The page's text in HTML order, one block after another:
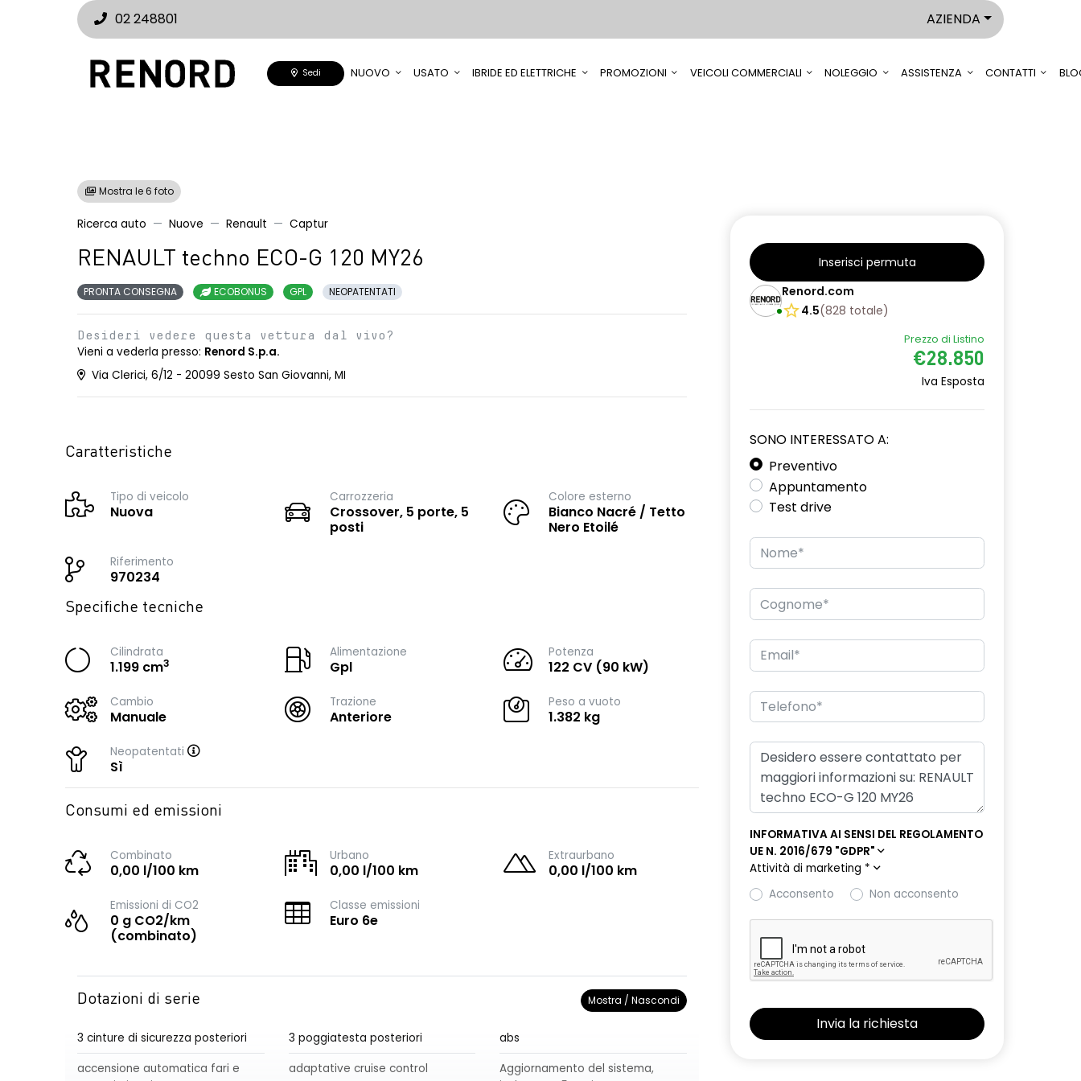
02 248801 AZIENDA
Sedi NUOVO USATO IBRIDE ED ELETTRICHE PROMOZIONI VEICOLI COMMERCIALI NOLEGGIO ASSISTENZA CONTATTI
Mostra le 6 foto
Ricerca auto Nuove Renault Captur
RENAULT techno ECO-G 120 MY26
PRONTA CONSEGNA ECOBONUS GPL NEOPATENTATI
Desideri vedere questa vettura dal vivo?
Vieni a vederla presso: Renord S.p.a.
Via Clerici, 6/12 - 20099 Sesto San Giovanni, MI
Caratteristiche
Tipo di veicolo
Nuova
Carrozzeria
Crossover, 5 porte, 5
posti
Colore esterno
Bianco Nacré / Tetto
Nero Etoilé
Riferimento
970234
Specifiche tecniche
Cilindrata
1.199 cm3
Alimentazione
Gpl
Potenza
122 CV (90 kW)
Cambio
Manuale
Trazione
Anteriore
Peso a vuoto
1.382 kg
Neopatentati
Sì
Consumi ed emissioni
Combinato
0,00 l/100 km
Urbano
0,00 l/100 km
Extraurbano
0,00 l/100 km
Emissioni di CO2
0 g CO2/km
(combinato)
Classe emissioni
Euro 6e
Dotazioni di serie Mostra / Nascondi
3 cinture di sicurezza posteriori 3 poggiatesta posteriori
abs
accensione automatica fari e
adaptative cruise control
Aggiornamento del sistema,
Inserisci permuta
Renord.com
4.5(828 totale)
Prezzo di Listino
€28.850
Iva Esposta
SONO INTERESSATO A:
Preventivo
Appuntamento
Test drive
INFORMATIVA AI SENSI DEL REGOLAMENTO
UE N. 2016/679 "GDPR"
Attività di marketing *
Acconsento
Non acconsento